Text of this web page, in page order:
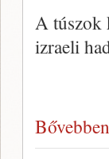
A túszok
izraeli
Bővebben